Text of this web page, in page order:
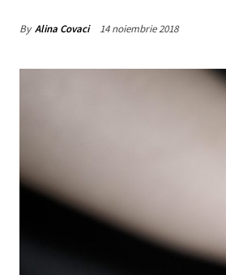
By Alina Covaci 14 noiembrie 2018